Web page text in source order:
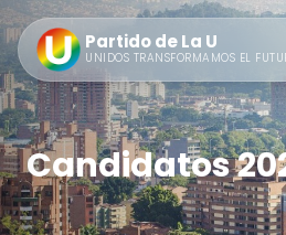
Partido de La U
UNIDOS TRANSFORMAMOS EL
Candidatos